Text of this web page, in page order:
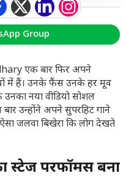
Group
एक बार फिर अपने
में हैं। उनके फैंस उनके हर मूव
नया वीडियो सोशल
उन्होंने अपने सुपरहिट गाने
जलवा बिखेरा कि लोग देखते
परफॉर्मेंस बना